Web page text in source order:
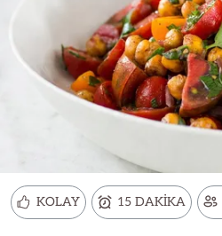
KOLAY 15 DAKİKA